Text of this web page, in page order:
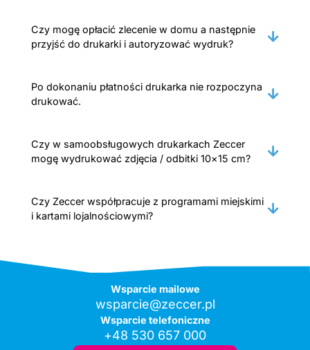
Czy mogę opłacić zlecenie w domu a następnie
przyjść do drukarki i autoryzować wydruk?
Po dokonaniu płatności drukarka nie rozpoczyna
drukować.
Czy w samoobsługowych drukarkach Zeccer
mogę wydrukować zdjęcia / odbitki 10×15 cm?
Czy Zeccer współpracuje z programami miejskimi
i kartami lojalnościowymi?
Wsparcie mailowe
wsparcie@zeccer.pl
Wsparcie telefoniczne
+48 530 657 000